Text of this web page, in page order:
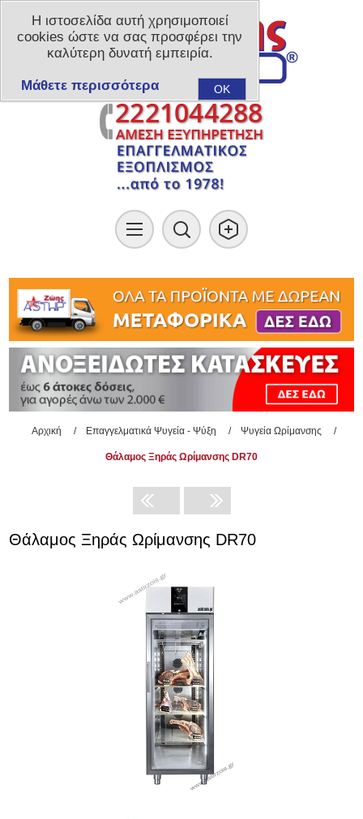
Αρχική / Επαγγελματικά Ψυγεία - Ψύξη / Ψυγεία Ωρίμανσης /
Θάλαμος Ξηράς Ωρίμανσης DR70
Θάλαμος Ξηράς Ωρίμανσης DR70
Η ιστοσελίδα αυτή χρησιμοποιεί
cookies ώστε να σας προσφέρει την
καλύτερη δυνατή εμπειρία.
OK
Μάθετε περισσότερα